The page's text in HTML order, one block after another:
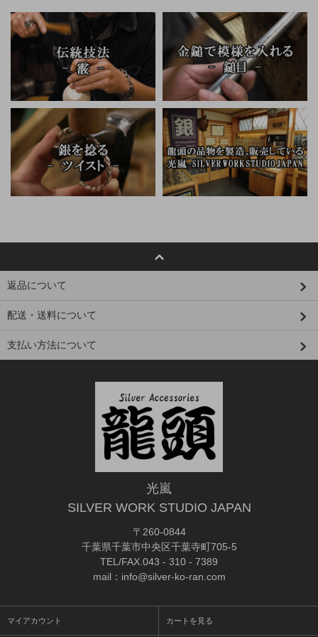
返品について
配送・送料について
支払い方法について
光嵐
SILVER WORK STUDIO JAPAN
〒260-0844
千葉県千葉市中央区千葉寺町705-5
TEL/FAX.043 - 310 - 7389
mail：info@silver-ko-ran.com
マイアカウント カートを見る